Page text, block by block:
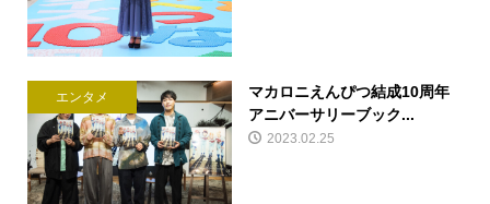
エンタメ
マカロニえんぴつ結成10周年
アニバーサリーブック...
2023.02.25